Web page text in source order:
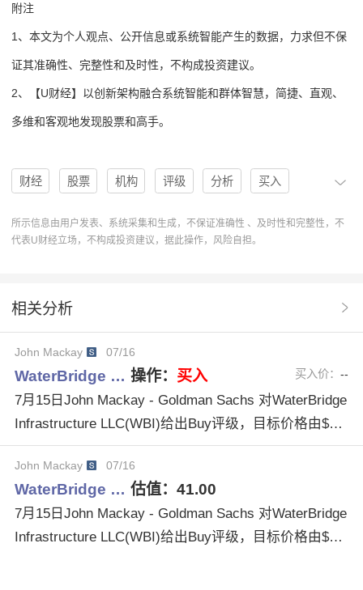
附注
1、本文为个人观点、公开信息或系统智能产生的数据，力求但不保
证其准确性、完整性和及时性，不构成投资建议。
2、【U财经】以创新架构融合系统智能和群体智慧，简捷、直观、
多维和客观地发现股票和高手。
财经 股票 机构 评级 分析 买入
买入评级 U股票 协作 操作 卖出评级
Overweight
GoldmanSachs MorganStanley
所示信息由用户发表、系统采集和生成，不保证准确性 、及时性和完整性，不
代表U财经立场，不构成投资建议，据此操作，风险自担。
相关分析
John Mackay 07/16
WaterBridge … 操作： 买入 买入价：--
7月15日John Mackay - Goldman Sachs 对WaterBridge
Infrastructure LLC(WBI)给出Buy评级，目标价格由$36.
00调整为$41.00。
John Mackay 07/16
WaterBridge … 估值： 41.00
7月15日John Mackay - Goldman Sachs 对WaterBridge
Infrastructure LLC(WBI)给出Buy评级，目标价格由$36.